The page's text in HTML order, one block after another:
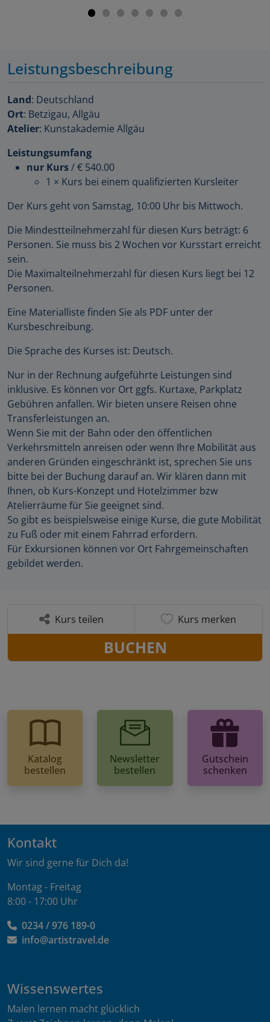
Leistungsbeschreibung
Land: Deutschland
Ort: Betzigau, Allgäu
Atelier: Kunstakademie Allgäu
Leistungsumfang
nur Kurs/€ 540.00
1 × Kurs bei einem qualifizierten Kursleiter
Der Kurs geht von Samstag, 10:00 Uhr bis Mittwoch.
Die Mindestteilnehmerzahl für diesen Kurs beträgt: 6
Personen. Sie muss bis 2 Wochen vor Kursstart erreicht
sein.
Die Maximalteilnehmerzahl für diesen Kurs liegt bei 12
Personen.
Eine Materialliste finden Sie als PDF unter der
Kursbeschreibung.
Die Sprache des Kurses ist: Deutsch.
Nur in der Rechnung aufgeführte Leistungen sind
inklusive. Es können vor Ort ggfs. Kurtaxe, Parkplatz
Gebühren anfallen. Wir bieten unsere Reisen ohne
Transferleistungen an.
Wenn Sie mit der Bahn oder den öffentlichen
Verkehrsmitteln anreisen oder wenn Ihre Mobilität aus
anderen Gründen eingeschränkt ist, sprechen Sie uns
bitte bei der Buchung darauf an. Wir klären dann mit
Ihnen, ob Kurs-Konzept und Hotelzimmer bzw
Atelierräume für Sie geeignet sind.
So gibt es beispielsweise einige Kurse, die gute Mobilität
zu Fuß oder mit einem Fahrrad erfordern.
Für Exkursionen können vor Ort Fahrgemeinschaften
gebildet werden.
Kurs teilen Kurs merken
BUCHEN
Katalog
bestellen
Newsletter
bestellen
Gutschein
schenken
Kontakt
Wir sind gerne für Dich da!
Montag - Freitag
8:00 - 17:00 Uhr
0234 / 976 189-0
info@artistravel.de
Wissenswertes
Malen lernen macht glücklich